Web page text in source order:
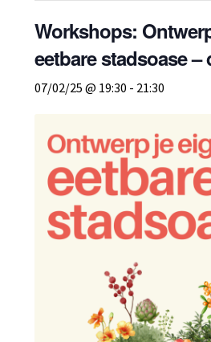
Workshops:
eetbare stadsoase –
07/02/25 @ 19:30 - 21:30